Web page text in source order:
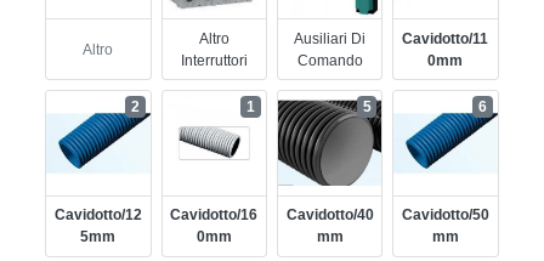
Altro
Altro
Interruttori
Ausiliari Di
Comando
Cavidotto/11
0mm
Cavidotto/12
5mm
2
Cavidotto/16
0mm
1
Cavidotto/40
Mm
5
Cavidotto/50
Mm
6